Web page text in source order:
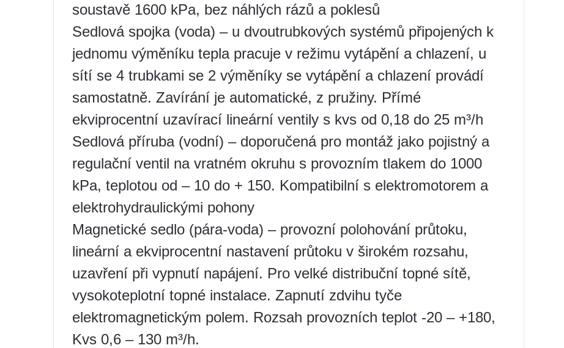
soustavě 1600 kPa, bez náhlých rázů a poklesů
Sedlová spojka (voda) – u dvoutrubkových systémů připojených k
jednomu výměníku tepla pracuje v režimu vytápění a chlazení, u
sítí se 4 trubkami se 2 výměníky se vytápění a chlazení provádí
samostatně. Zavírání je automatické, z pružiny. Přímé
ekviprocentní uzavírací lineární ventily s kvs od 0,18 do 25 m³/h
Sedlová příruba (vodní) – doporučená pro montáž jako pojistný a
regulační ventil na vratném okruhu s provozním tlakem do 1000
kPa, teplotou od – 10 do + 150. Kompatibilní s elektromotorem a
elektrohydraulickými pohony
Magnetické sedlo (pára-voda) – provozní polohování průtoku,
lineární a ekviprocentní nastavení průtoku v širokém rozsahu,
uzavření při vypnutí napájení. Pro velké distribuční topné sítě,
vysokoteplotní topné instalace. Zapnutí zdvihu tyče
elektromagnetickým polem. Rozsah provozních teplot -20 – +180,
Kvs 0,6 – 130 m³/h.